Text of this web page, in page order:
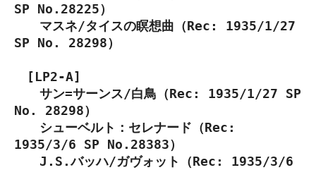
SP No.28225）
マスネ/タイスの瞑想曲（Rec: 1935/1/27
SP No. 28298）
[LP2-A]
サン=サーンス/白鳥（Rec: 1935/1/27 SP
No. 28298）
シューベルト：セレナード（Rec:
1935/3/6 SP No.28383）
J.S.バッハ/ガヴォット（Rec: 1935/3/6